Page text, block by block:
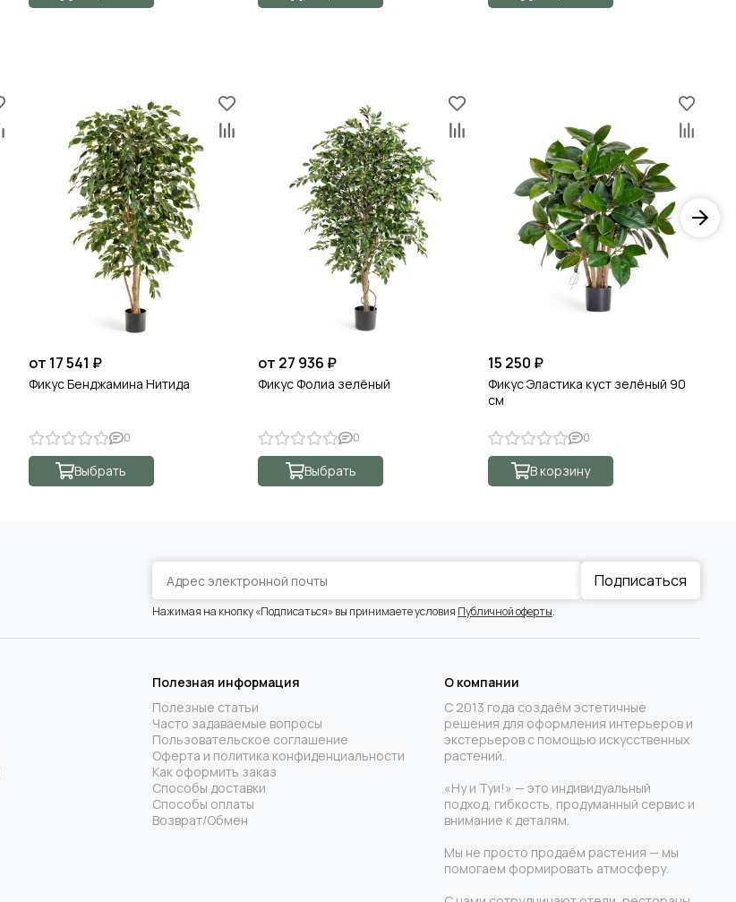
от 17 541 ₽
Фикус Бенджамина Нитида
0
Выбрать
от 27 936 ₽
Фикус Фолиа зелёный
0
Выбрать
15 250 ₽
Фикус Эластика куст зелёный 90
см
0
В корзину
Подписаться
Нажимая на кнопку «Подписаться» вы принимаете условия Публичной оферты.
Полезная информация
Полезные статьи
Часто задаваемые вопросы
Пользовательское соглашение
Оферта и политика конфиденциальности
Как оформить заказ
Способы доставки
Способы оплаты
Возврат/Обмен
О компании
С 2013 года создаём эстетичные
решения для оформления интерьеров и
экстерьеров с помощью искусственных
растений.
«Ну и Туи!» — это индивидуальный
подход, гибкость, продуманный сервис и
внимание к деталям.
Мы не просто продаём растения — мы
помогаем формировать атмосферу.